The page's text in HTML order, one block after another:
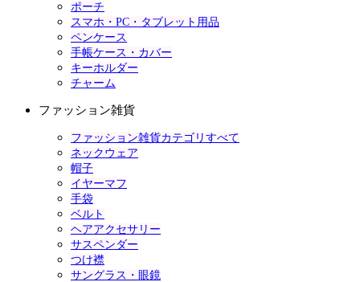
ポーチ
スマホ・PC・タブレット用品
ペンケース
手帳ケース・カバー
キーホルダー
チャーム
ファッション雑貨
ファッション雑貨カテゴリすべて
ネックウェア
帽子
イヤーマフ
手袋
ベルト
ヘアアクセサリー
サスペンダー
つけ襟
サングラス・眼鏡